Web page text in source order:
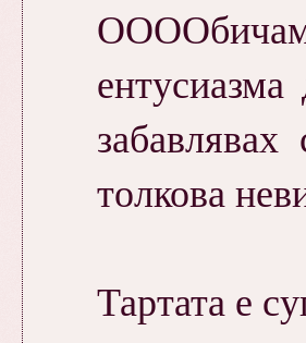
толкова
Тартата е